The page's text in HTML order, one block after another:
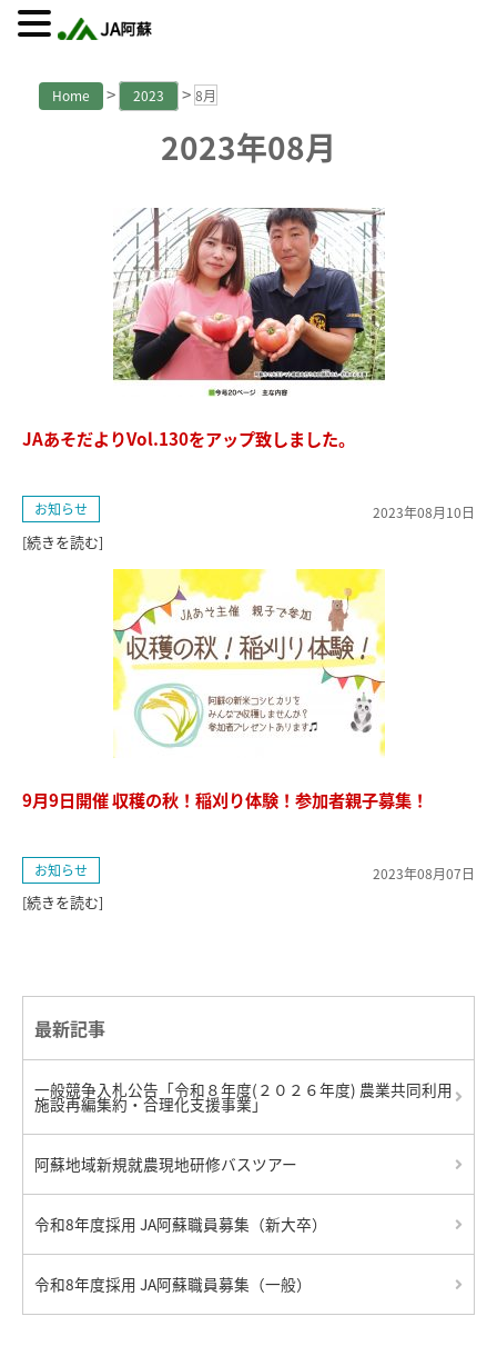
Home > 2023 > 8月
2023年08月
JAあそだよりVol.130をアップ致しました。
お知らせ 2023年08月10日
[続きを読む]
9月9日開催 収穫の秋！稲刈り体験！参加者親子募集！
お知らせ 2023年08月07日
[続きを読む]
最新記事
一般競争入札公告「令和８年度(２０２６年度) 農業共同利用
施設再編集約・合理化支援事業」
阿蘇地域新規就農現地研修バスツアー
令和8年度採用 JA阿蘇職員募集（新大卒）
令和8年度採用 JA阿蘇職員募集（一般）